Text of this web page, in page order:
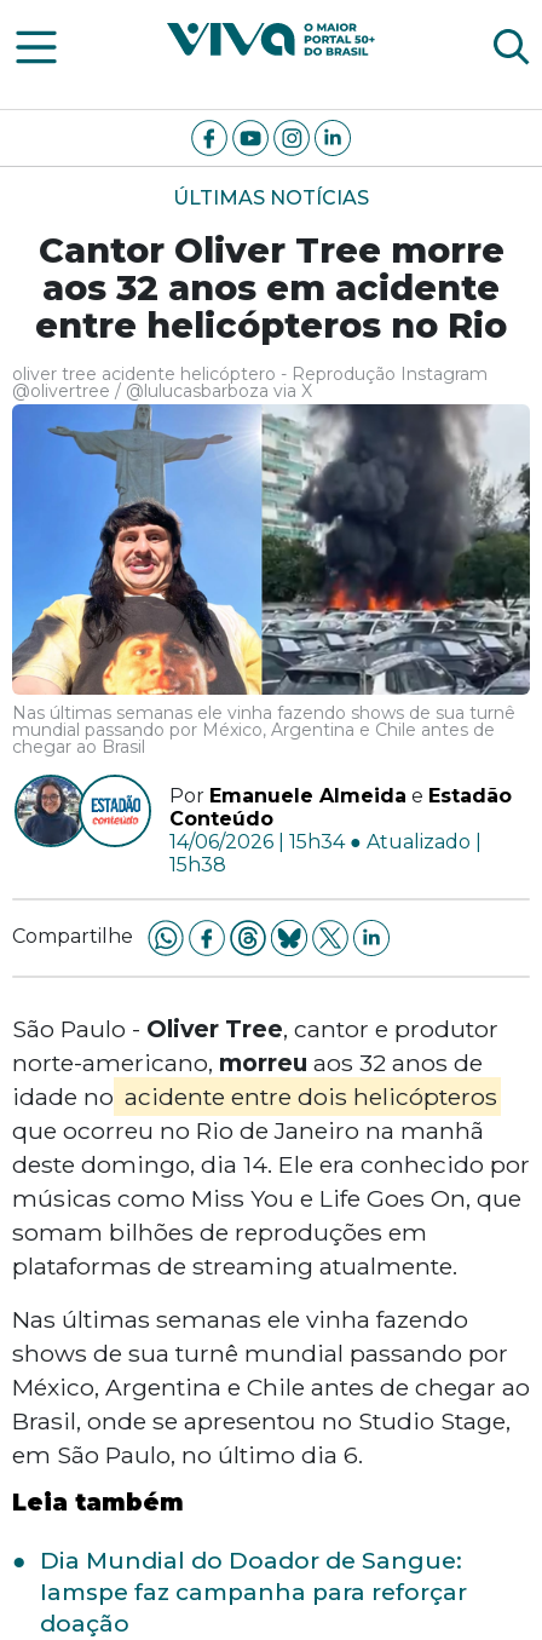
Viva Notícias
ÚLTIMAS NOTÍCIAS
Cantor Oliver Tree morre
aos 32 anos em acidente
entre helicópteros no Rio
oliver tree acidente helicóptero - Reprodução Instagram
@olivertree / @lulucasbarboza via X
Nas últimas semanas ele vinha fazendo shows de sua turnê
mundial passando por México, Argentina e Chile antes de
chegar ao Brasil
Por Emanuele Almeida e Estadão
Conteúdo
14/06/2026 | 15h34 ● Atualizado |
15h38
Compartilhe
São Paulo - Oliver Tree, cantor e produtor
norte-americano, morreu aos 32 anos de
idade no acidente entre dois helicópteros
que ocorreu no Rio de Janeiro na manhã
deste domingo, dia 14. Ele era conhecido por
músicas como Miss You e Life Goes On, que
somam bilhões de reproduções em
plataformas de streaming atualmente.
Nas últimas semanas ele vinha fazendo
shows de sua turnê mundial passando por
México, Argentina e Chile antes de chegar ao
Brasil, onde se apresentou no Studio Stage,
em São Paulo, no último dia 6.
Leia também
Dia Mundial do Doador de Sangue:
Iamspe faz campanha para reforçar
doação